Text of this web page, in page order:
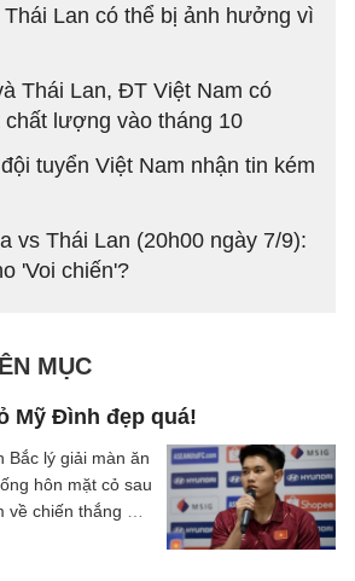
Thái Lan có thể bị ảnh hưởng vì
Thái Lan, ĐT Việt Nam có
lượng vào tháng 10
tuyển Việt Nam nhận tin kém
vs Thái Lan (20h00 ngày 7/9):
'Voi chiến'?
MỤC
Mỹ Đình đẹp quá!
Bắc lý giải màn ăn
hôn mặt cỏ sau
chiến thắng 3-1